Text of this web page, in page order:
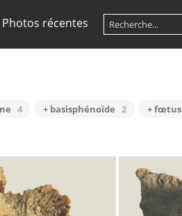
Photos récentes
4 + basisphénoïde 2 + fœtus